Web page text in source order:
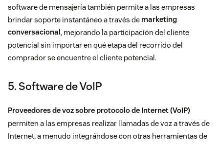
software de mensajería también permite a las empresas
brindar soporte instantáneo a través de marketing
conversacional , mejorando la participación del cliente
potencial sin importar en qué etapa del recorrido del
comprador se encuentre el cliente potencial.
5. Software de VoIP
Proveedores de voz sobre protocolo de Internet (VoIP)
permiten a las empresas realizar llamadas de voz a través de
Internet, a menudo integrándose con otras herramientas de